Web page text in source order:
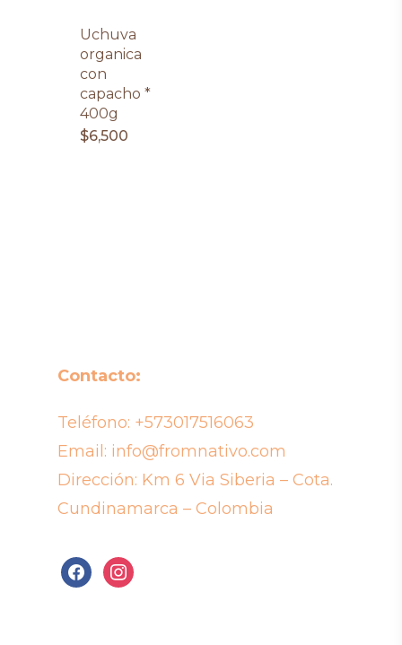
Uchuva
organica
con
capacho *
400g
$6,500
Contacto:
Teléfono: +573017516063
Email: info@fromnativo.com
Dirección: Km 6 Via Siberia – Cota.
Cundinamarca – Colombia
facebookinstagram